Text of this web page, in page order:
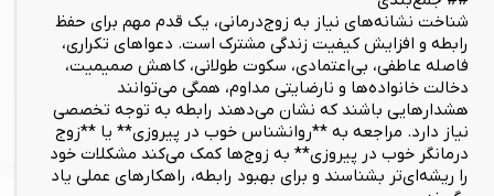
شناخت نشانه‌های نیاز به زوج‌درمانی، یک قدم مهم برای حفظ
رابطه و افزایش کیفیت زندگی مشترک است. دعواهای تکراری،
فاصله عاطفی، بی‌اعتمادی، سکوت طولانی، کاهش صمیمیت،
دخالت خانواده‌ها و نارضایتی مداوم، همگی می‌توانند
هشدارهایی باشند که نشان می‌دهند رابطه به توجه تخصصی
نیاز دارد. مراجعه به **روانشناس خوب در پیروزی** یا **زوج
درمانگر خوب در پیروزی** به زوج‌ها کمک می‌کند مشکلات خود
را ریشه‌ای‌تر بشناسند و برای بهبود رابطه، راهکارهای عملی یاد